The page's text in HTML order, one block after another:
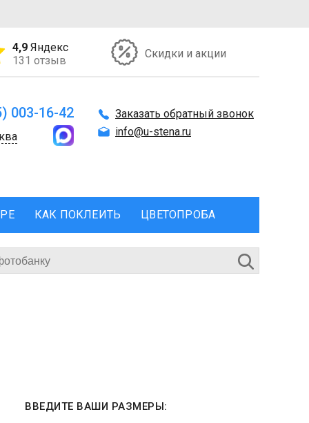
4,9 Яндекс
131 отзыв
Скидки и акции
003-16-42
Заказать обратный звонок
info@u-stena.ru
КАК ПОКЛЕИТЬ ЦВЕТОПРОБА
ВВЕДИТЕ ВАШИ РАЗМЕРЫ: